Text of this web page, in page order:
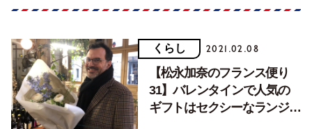
くらし 2021.02.08
【松永加奈のフランス便り
31】バレンタインで人気の
ギフトはセクシーなランジェ